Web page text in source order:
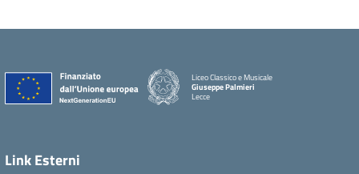
Liceo Classico e Musicale
Giuseppe Palmieri
Lecce
Link Esterni